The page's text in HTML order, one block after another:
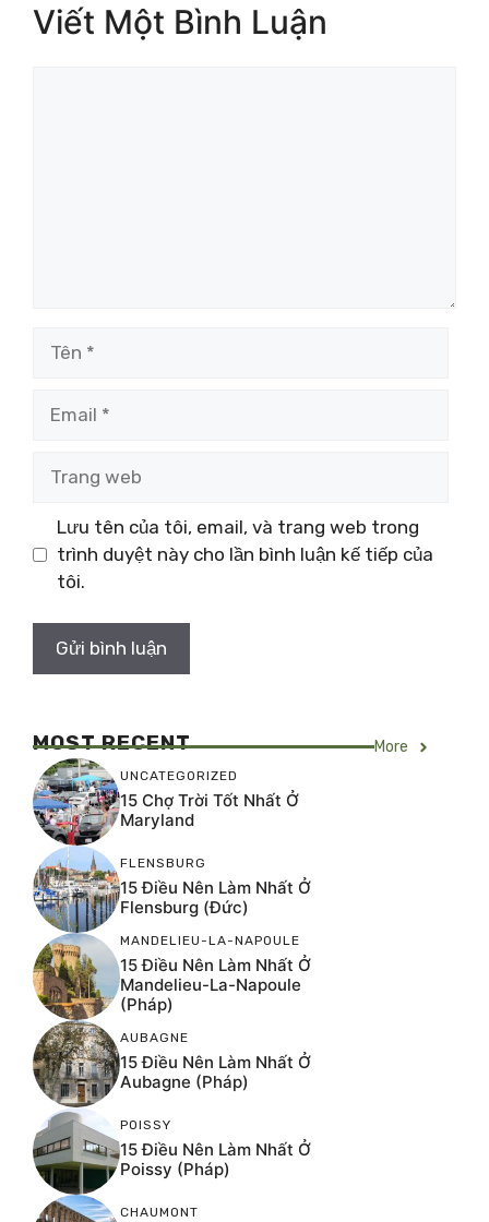
Viết Một Bình Luận
web
Lưu tên của tôi, email, và trang web trong
trình duyệt này cho lần bình luận kế tiếp của
tôi.
MOST RECENT More
UNCATEGORIZED
15 Chợ Trời Tốt Nhất Ở
Maryland
FLENSBURG
15 Điều Nên Làm Nhất Ở
Flensburg (Đức)
MANDELIEU-LA-NAPOULE
15 Điều Nên Làm Nhất Ở
Mandelieu-La-Napoule
(Pháp)
AUBAGNE
15 Điều Nên Làm Nhất Ở
Aubagne (Pháp)
POISSY
15 Điều Nên Làm Nhất Ở
Poissy (Pháp)
CHAUMONT